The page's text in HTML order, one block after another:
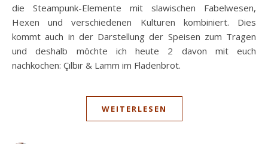
die Steampunk-Elemente mit slawischen Fabelwesen,
Hexen und verschiedenen Kulturen kombiniert. Dies
kommt auch in der Darstellung der Speisen zum Tragen
und deshalb möchte ich heute 2 davon mit euch
nachkochen: Çılbır & Lamm im Fladenbrot.
WEITERLESEN